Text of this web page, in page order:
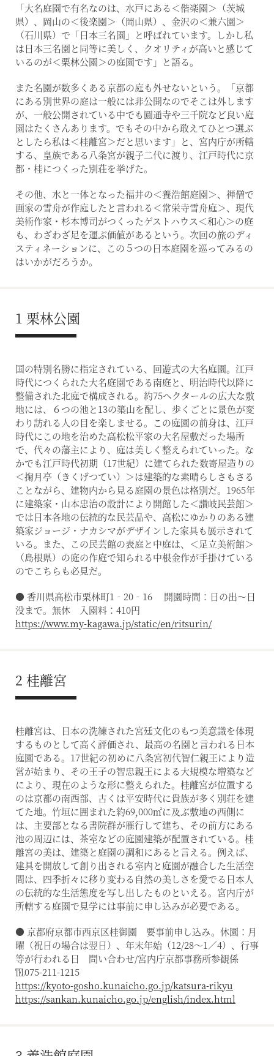
「大名庭園で有名なのは、水戸にある＜偕楽園＞（茨城
県）、岡山の＜後楽園＞（岡山県）、金沢の＜兼六園＞
（石川県）で「日本三名園」と呼ばれています。しかし私
は日本三名園と同等に美しく、クオリティが高いと感じて
いるのが＜栗林公園＞の庭園です」と語る。
また名園が数多くある京都の庭も外せないという。「京都
にある別世界の庭は一般には非公開なのでそこは外します
が、一般公開されている中でも圓通寺や三千院など良い庭
園はたくさんあります。でもその中から敢えてひとつ選ぶ
としたら私は＜桂離宮＞だと思います」と、宮内庁が所轄
する、皇族である八条宮が親子二代に渡り、江戸時代に京
都・桂につくった別荘を挙げた。
その他、水と一体となった福井の＜養浩館庭園＞、禅僧で
画家の雪舟が作庭したと言われる＜常栄寺雪舟庭＞、現代
美術作家・杉本博司がつくったゲストハウス＜和心＞の庭
も、わざわざ足を運ぶ価値があるという。次回の旅のディ
スティネーションに、この５つの日本庭園を巡ってみるの
はいかがだろうか。
1 栗林公園
国の特別名勝に指定されている、回遊式の大名庭園。江戸
時代につくられた大名庭園である南庭と、明治時代以降に
整備された北庭で構成される。約75ヘクタールの広大な敷
地には、６つの池と13の築山を配し、歩くごとに景色が変
わり訪れる人の目を楽しませる。この庭園の前身は、江戸
時代にこの地を治めた高松松平家の大名屋敷だった場所
で、代々の藩主により、庭は美しく整えられていった。な
かでも江戸時代初期（17世紀）に建てられた数寄屋造りの
＜掬月亭（きくげつてい）＞は建築的な素晴らしさもさる
ことながら、建物内から見る庭園の景色は格別だ。1965年
に建築家・山本忠治の設計により開館した＜讃岐民芸館＞
では日本各地の伝統的な民芸品や、高松にゆかりのある建
築家ジョージ・ナカシマがデザインした家具も展示されて
いる。また、この民芸館の表庭と中庭は、＜足立美術館＞
（島根県）の庭の作庭で知られる中根金作が手掛けている
のでこちらも必見だ。
● 香川県高松市栗林町1‐20‐16 開園時間：日の出～日
没まで。無休 入園料：410円
https://www.my-kagawa.jp/static/en/ritsurin/
2 桂離宮
桂離宮は、日本の洗練された宮廷文化のもつ美意識を体現
するものとして高く評価され、最高の名園と言われる日本
庭園である。17世紀の初めに八条宮初代智仁親王により造
営が始まり、その王子の智忠親王による大規模な増築など
により、現在のような形に整えられた。桂離宮が位置する
のは京都の南西部、古くは平安時代に貴族が多く別荘を建
てた地。竹垣に囲まれた約69,000㎡に及ぶ敷地の西側に
は、主要部となる書院群が雁行して建ち、その前方にある
池の周辺には、茶室などの庭園建築が配置されている。桂
離宮の美は、建築と庭園の調和にあると言える。例えば、
建具を開放して創り出される室内と庭園が融合した生活空
間は、四季折々に移り変わる自然の美しさを愛でる日本人
の伝統的な生活態度を写し出したものといえる。宮内庁が
所轄する庭園で見学には事前に申し込みが必要である。
● 京都府京都市西京区桂御園 要事前申し込み。休園：月
曜（祝日の場合は翌日）、年末年始（12/28～1／4）、行事
等が行われる日 問い合わせ/宮内庁京都事務所参観係
℡075-211-1215
https://kyoto-gosho.kunaicho.go.jp/katsura-rikyu
https://sankan.kunaicho.go.jp/english/index.html